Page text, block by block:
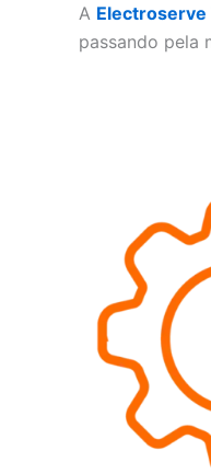
A Electroserve
passando pela